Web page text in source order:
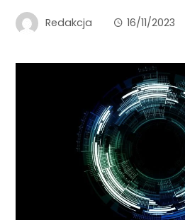
Redakcja 16/11/2023